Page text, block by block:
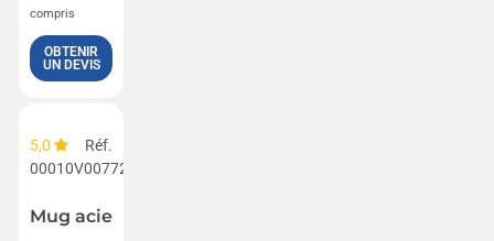
compris
OBTENIR
UN DEVIS
5,0
Réf.
00010V0077260
Mug acier et anse mousqueton